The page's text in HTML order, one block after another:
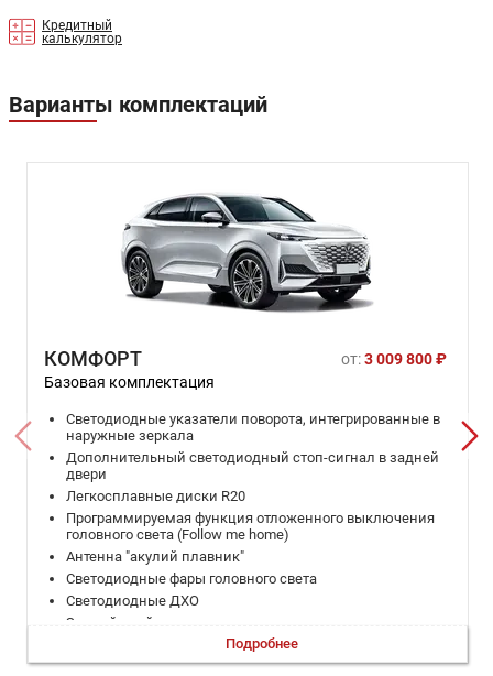
Кредитный
калькулятор
Варианты комплектаций
КОМФОРТ от:3 009 800 ₽
Базовая комплектация
Светодиодные указатели поворота, интегрированные в
наружные зеркала
Дополнительный светодиодный стоп-сигнал в задней
двери
Легкосплавные диски R20
Программируемая функция отложенного выключения
головного света (Follow me home)
Антенна "акулий плавник"
Светодиодные фары головного света
Светодиодные ДХО
Задний спойлер
Светодиодные указатели поворота
Серебристая окантовка боковых окон
Подробнее